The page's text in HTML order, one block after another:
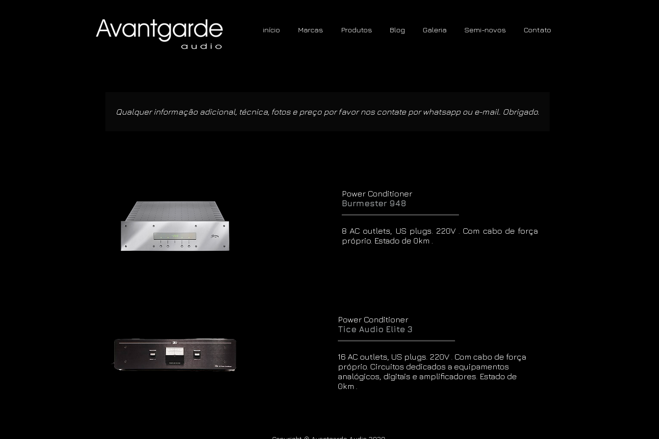
início Marcas Produtos Blog Galeria Semi-novos Contato
Qualquer informação adicional, técnica, fotos e preço por favor nos contate por whatsapp ou e-mail. Obrigado.
Power Conditioner
Burmester 948
8 AC outlets, US plugs. 220V . Com cabo de força
próprio. Estado de 0km .
Power Conditioner
Tice Audio Elite 3
16 AC outlets, US plugs. 220V . Com cabo de força
próprio. Circuitos dedicados a equipamentos
analógicos, digitais e amplificadores. Estado de
0km .